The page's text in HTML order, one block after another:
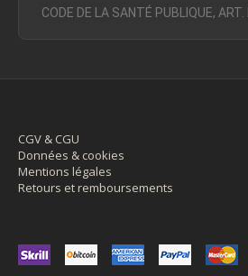
CODE DE LA SANTÉ PUBLIQUE,
CGV & CGU
Données & cookies
Mentions légales
Retours et remboursements